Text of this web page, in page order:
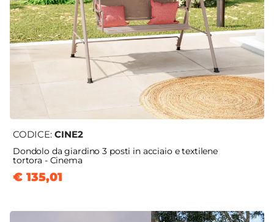
CODICE: CINE2
Dondolo da giardino 3 posti in acciaio e textilene
tortora - Cinema
€ 135,01